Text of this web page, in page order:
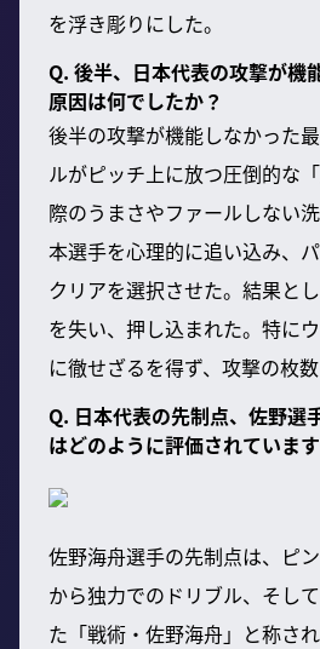
を浮き彫りにした。
Q. 後半、日本代表の攻撃が機
原因は何でしたか？
後半の攻撃が機能しなかった
ルがピッチ上に放つ圧倒的な
際のうまさやファールしない
本選手を心理的に追い込み、
クリアを選択させた。結果と
を失い、押し込まれた。特に
に徹せざるを得ず、攻撃の枚
Q. 日本代表の先制点、佐野選
はどのように評価されていま
佐野海舟選手の先制点は、ピ
から独力でのドリブル、そし
た「戦術・佐野海舟」と称さ